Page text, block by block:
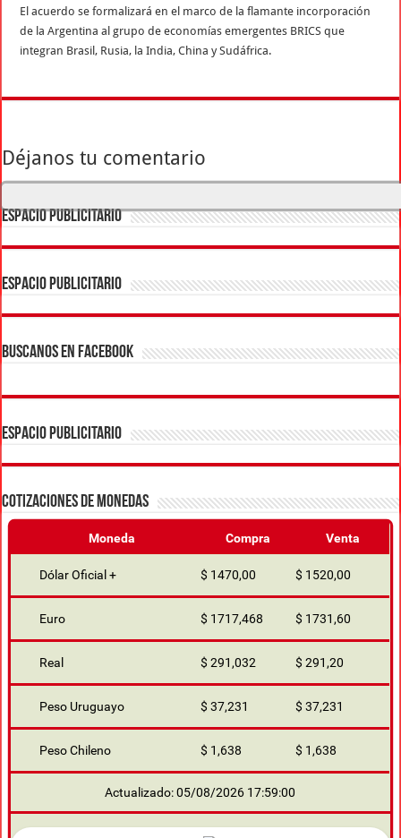
El acuerdo se formalizará en el marco de la flamante incorporación
de la Argentina al grupo de economías emergentes BRICS que
integran Brasil, Rusia, la India, China y Sudáfrica.
Déjanos tu comentario
ESPACIO PUBLICITARIO
ESPACIO PUBLICITARIO
BUSCANOS EN FACEBOOK
ESPACIO PUBLICITARIO
COTIZACIONES DE MONEDAS
Moneda Compra Venta
Dólar Oficial + $ 1470,00 $ 1520,00
Euro $ 1717,468 $ 1731,60
Real $ 291,032 $ 291,20
Peso Uruguayo $ 37,231 $ 37,231
Peso Chileno $ 1,638 $ 1,638
Actualizado: 05/08/2026 17:59:00